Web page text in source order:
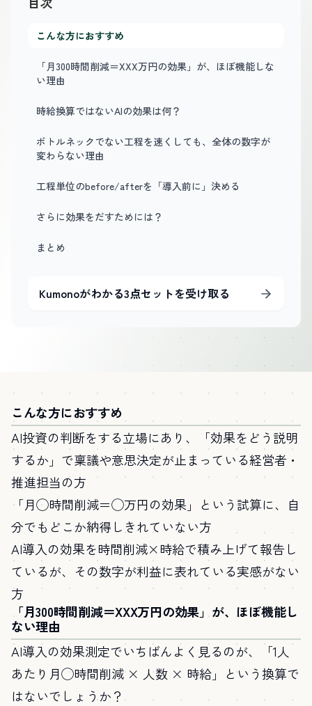
こんな方におすすめ
「月300時間削減＝XXX万円の効果」が、ほぼ機能しな
い理由
時給換算ではないAIの効果は何？
ボトルネックでない工程を速くしても、全体の数字が
変わらない理由
工程単位のbefore/afterを「導入前に」決める
さらに効果をだすためには？
まとめ
Kumonoがわかる3点セットを受け取る
こんな方におすすめ
AI投資の判断をする立場にあり、「効果をどう説明
するか」で稟議や意思決定が止まっている経営者・
推進担当の方
「月◯時間削減＝◯万円の効果」という試算に、自
分でもどこか納得しきれていない方
AI導入の効果を時間削減×時給で積み上げて報告し
ているが、その数字が利益に表れている実感がない
方
「月300時間削減＝XXX万円の効果」が、ほぼ機能し
ない理由
AI導入の効果測定でいちばんよく見るのが、「1人
あたり月◯時間削減 × 人数 × 時給」という換算で
はないでしょうか？